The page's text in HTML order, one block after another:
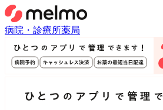
病院・診療所薬局